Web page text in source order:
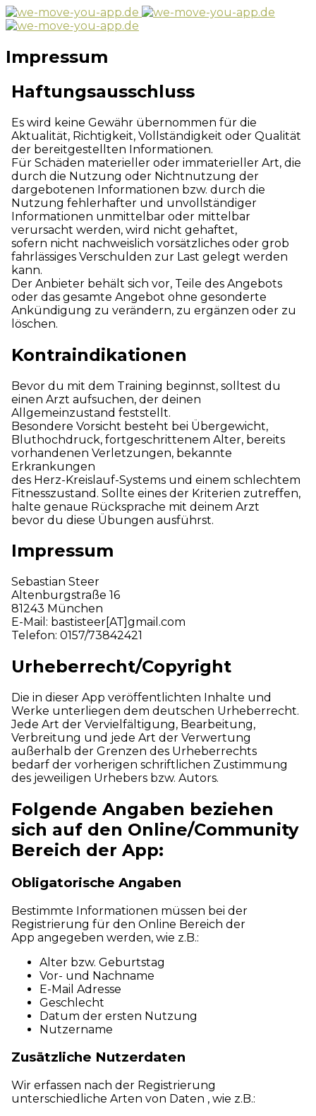
Impressum
Haftungsausschluss
Es wird keine Gewähr übernommen für die
Aktualität, Richtigkeit, Vollständigkeit oder Qualität
der bereitgestellten Informationen.
Für Schäden materieller oder immaterieller Art, die
durch die Nutzung oder Nichtnutzung der
dargebotenen Informationen bzw. durch die
Nutzung fehlerhafter und unvollständiger
Informationen unmittelbar oder mittelbar
verursacht werden, wird nicht gehaftet,
sofern nicht nachweislich vorsätzliches oder grob
fahrlässiges Verschulden zur Last gelegt werden
kann.
Der Anbieter behält sich vor, Teile des Angebots
oder das gesamte Angebot ohne gesonderte
Ankündigung zu verändern, zu ergänzen oder zu
löschen.
Kontraindikationen
Bevor du mit dem Training beginnst, solltest du
einen Arzt aufsuchen, der deinen
Allgemeinzustand feststellt.
Besondere Vorsicht besteht bei Übergewicht,
Bluthochdruck, fortgeschrittenem Alter, bereits
vorhandenen Verletzungen, bekannte
Erkrankungen
des Herz-Kreislauf-Systems und einem schlechtem
Fitnesszustand. Sollte eines der Kriterien zutreffen,
halte genaue Rücksprache mit deinem Arzt
bevor du diese Übungen ausführst.
Impressum
Sebastian Steer
Altenburgstraße 16
81243 München
E-Mail: bastisteer[AT]gmail.com
Telefon: 0157/73842421
Urheberrecht/Copyright
Die in dieser App veröffentlichten Inhalte und
Werke unterliegen dem deutschen Urheberrecht.
Jede Art der Vervielfältigung, Bearbeitung,
Verbreitung und jede Art der Verwertung
außerhalb der Grenzen des Urheberrechts
bedarf der vorherigen schriftlichen Zustimmung
des jeweiligen Urhebers bzw. Autors.
Folgende Angaben beziehen
sich auf den Online/Community
Bereich der App:
Obligatorische Angaben
Bestimmte Informationen müssen bei der
Registrierung für den Online Bereich der
App angegeben werden, wie z.B.:
Alter bzw. Geburtstag
Vor- und Nachname
E-Mail Adresse
Geschlecht
Datum der ersten Nutzung
Nutzername
Zusätzliche Nutzerdaten
Wir erfassen nach der Registrierung
unterschiedliche Arten von Daten , wie z.B.: